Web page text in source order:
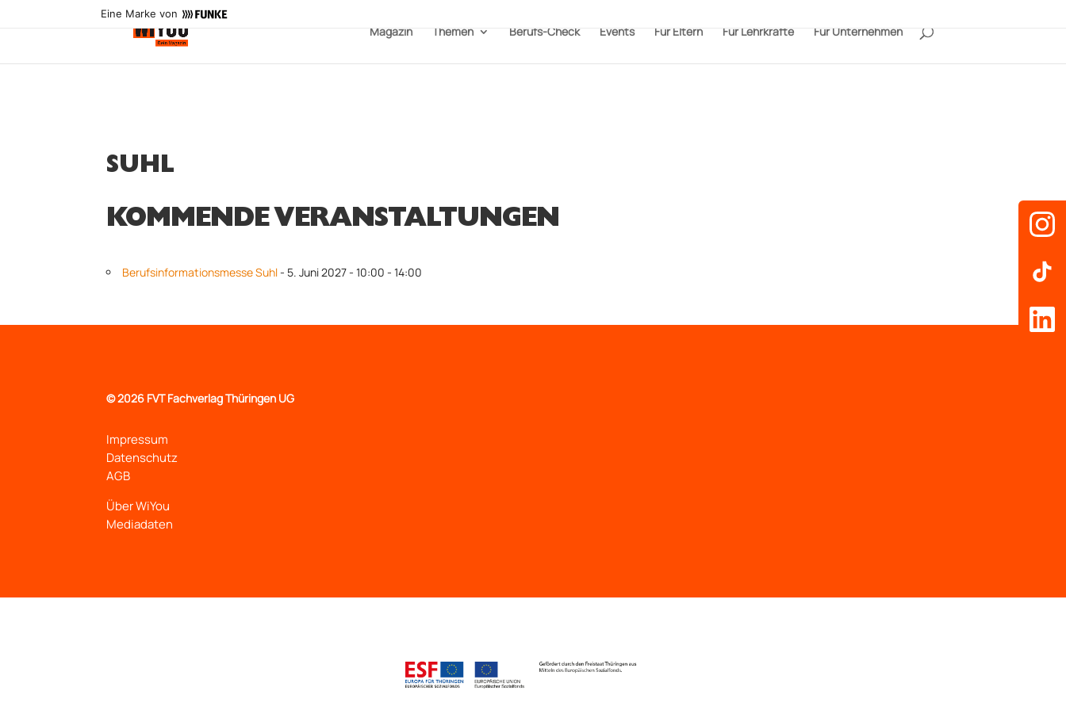
Eine Marke von
Magazin Themen Berufs-Check Events Für Eltern Für Lehrkräfte Für Unternehmen
SUHL
KOMMENDE VERANSTALTUNGEN
Berufsinformationsmesse Suhl- 5. Juni 2027 - 10:00 - 14:00
©2026 FVT Fachverlag Thüringen UG
Impressum
Datenschutz
AGB
Über WiYou
Mediadaten